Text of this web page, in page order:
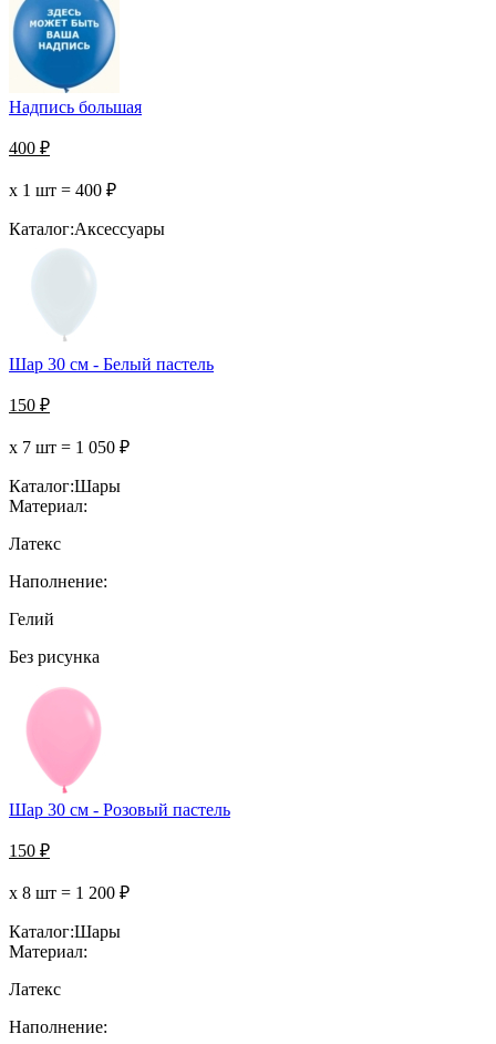
Надпись большая
400 ₽
х 1 шт = 400 ₽
Каталог:Аксессуары
Шар 30 см - Белый пастель
150 ₽
х 7 шт = 1 050 ₽
Каталог:Шары
Материал:
Латекс
Наполнение:
Гелий
Без рисунка
Шар 30 см - Розовый пастель
150 ₽
х 8 шт = 1 200 ₽
Каталог:Шары
Материал:
Латекс
Наполнение: